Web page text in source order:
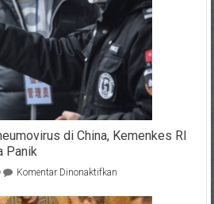
di China, Kemenkes RI
Panik
Komentar Dinonaktifkanpada
Human